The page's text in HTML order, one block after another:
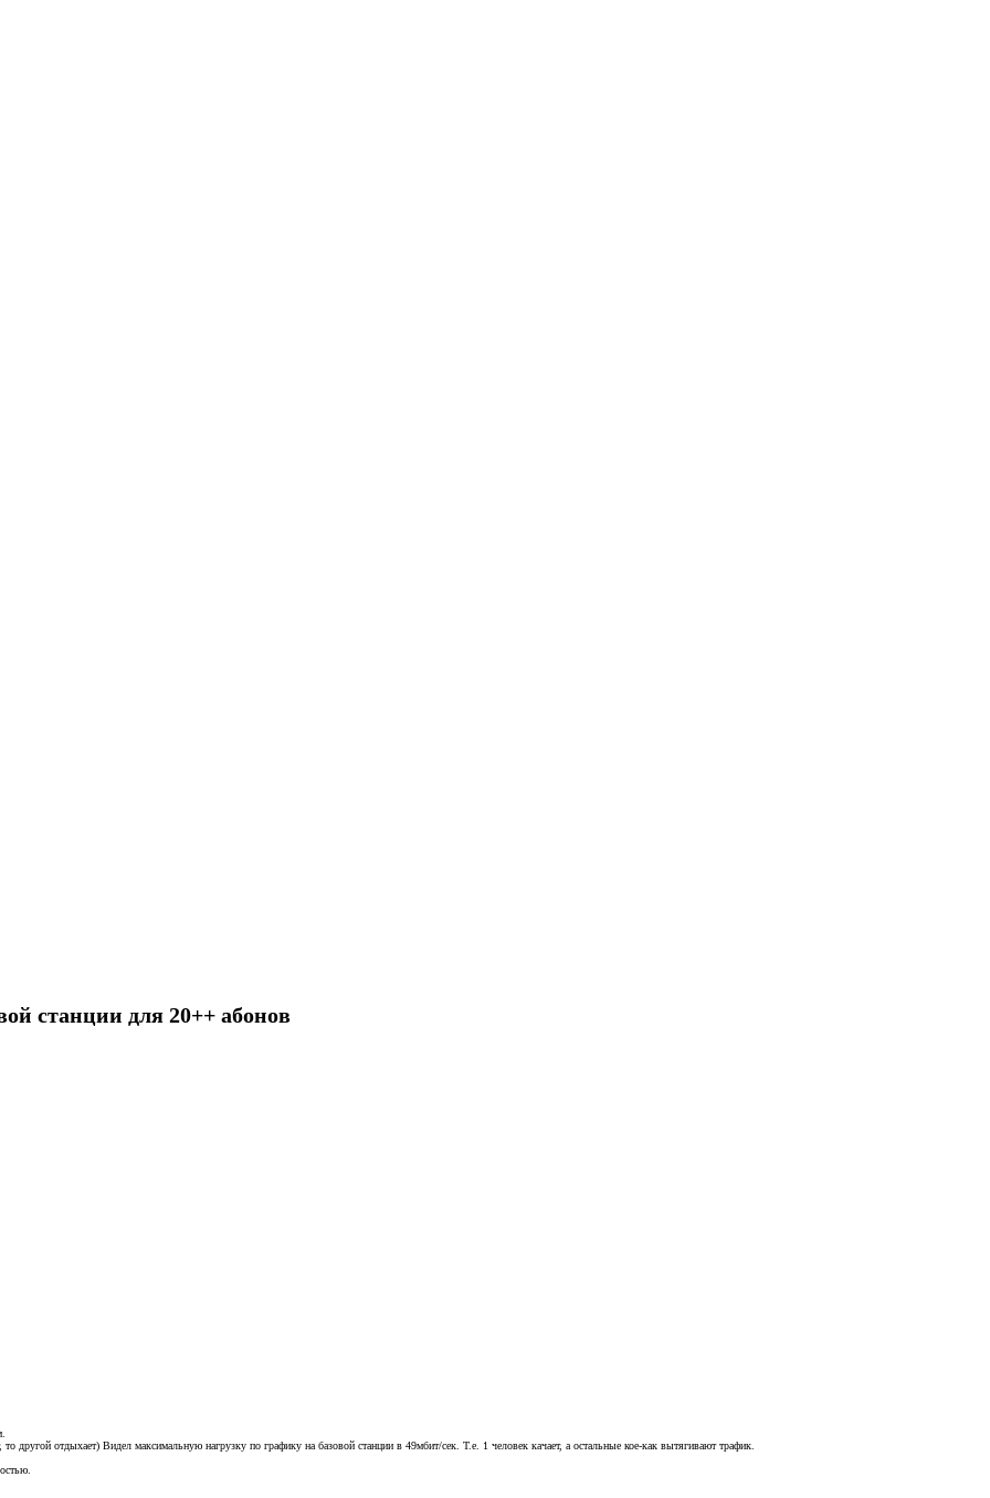
станции для 20++ абонов
другой отдыхает) Видел максимальную нагрузку по графику на базовой станции в 49мбит/сек. Т.е. 1 человек качает, а остальные кое-как вытягивают трафик.